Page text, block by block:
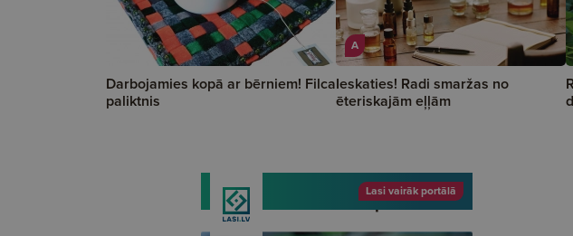
Darbojamies kopā ar bērniem! Filca
paliktnis
A
Ieskaties! Radi smaržas no
ēteriskajām eļļām